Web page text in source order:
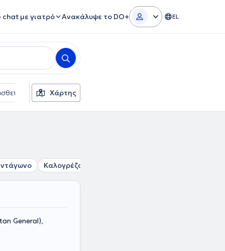
chat με γιατρό Ανακάλυψε το DO+ EL
φίλτρα Γλώσσες
Χάρτης
Καλογρέζα
General),